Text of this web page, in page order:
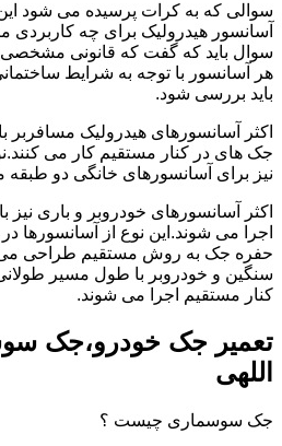
سوالی که به کرات پرسیده می شود
آسانسور هیدرولیک برای چه
سوال باید که گفت که قانونی مشخصی
هر آسانسور با توجه به شرایط
باید بررسی شود.
اکثر آسانسورهای هیدرولیک
جک های در کنار مستقیم کار می
نیز برای آسانسورهای خانگی دو
اکثر آسانسورهای خودروبر و باری
اجرا می شوند.این نوع از آسانسورها
حفره جک به روش مستقیم طراحی می
سنگین و خودروبر با طول مسیر
کنار مستقیم اجرا می شوند.
تعمیر جک خودرو،جک
اللهی
جک سوسماری چیست ؟